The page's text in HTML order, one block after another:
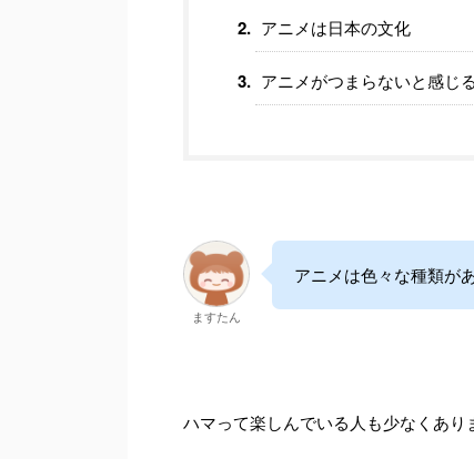
アニメは日本の文化
アニメがつまらないと感じ
ますたん
アニメは色々な種類が
ハマって楽しんでいる人も少なくあり